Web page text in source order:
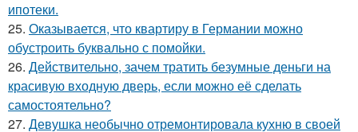
ипотеки.
25. Оказывается, что квартиру в Германии можно
обустроить буквально с помойки.
26. Действительно, зачем тратить безумные деньги на
красивую входную дверь, если можно её сделать
самостоятельно?
27. Девушка необычно отремонтировала кухню в своей